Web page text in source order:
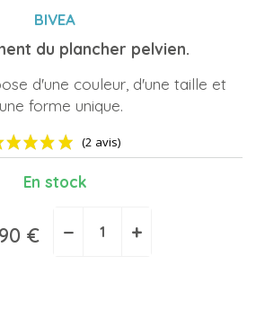
BIVEA
du plancher pelvien.
d'une couleur, d'une taille et
forme unique.
En stock
€ − +